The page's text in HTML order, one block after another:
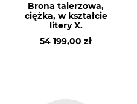
Brona talerzowa,
ciężka, w kształcie
litery X.
54 199,00 zł